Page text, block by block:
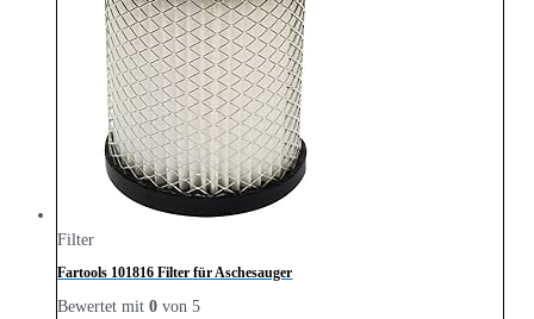
Filter
Fartools 101816 Filter für Aschesauger
Bewertet mit0 von 5